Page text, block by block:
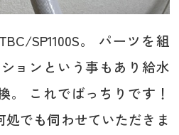
SP1100S。 パーツを組
ョンという事もあり給水
。 これでばっちりです！
でも伺わせていただきま